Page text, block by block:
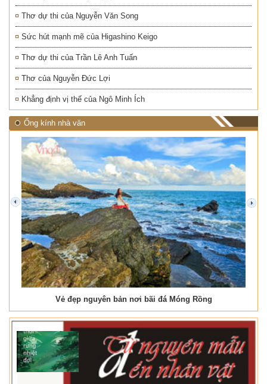
Thơ dự thi của Nguyễn Văn Song
Sức hút mạnh mẽ của Higashino Keigo
Thơ dự thi của Trần Lê Anh Tuấn
Thơ của Nguyễn Đức Lợi
Khẳng định vị thế của Ngô Minh Ích
Ống kính nhà văn
Vẻ đẹp nguyên bản nơi bãi đá Móng Rồng
prev next